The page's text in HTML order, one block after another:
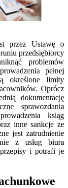
przez Ustawę o
przedsiębiorcy
problemów
pełnej
określone limity
Oprócz
dokumentację
sprawozdania
ksiąg
inne sankcje ze
jest zatrudnienie
z usług biura
i potrafi je